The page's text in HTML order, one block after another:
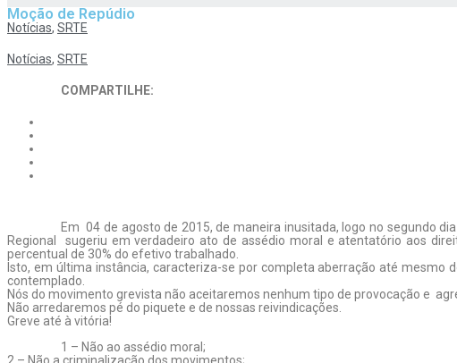
Moção de Repúdio
Notícias, SRTE
Notícias, SRTE
COMPARTILHE:
Em 04 de agosto de 2015, de maneira inusitada, logo no segundo
Regional sugeriu em verdadeiro ato de assédio moral e atentatório aos
percentual de 30% do efetivo trabalhado.
Isto, em última instância, caracteriza-se por completa aberração até
contemplado.
Nós do movimento grevista não aceitaremos nenhum tipo de provocação e
Não arredaremos pé do piquete e de nossas reivindicações.
Greve até à vitória!
1 – Não ao assédio moral;